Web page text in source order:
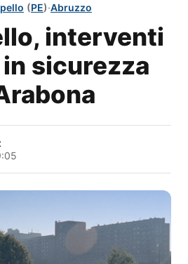
(PE)·Abruzzo
interventi
sicurezza